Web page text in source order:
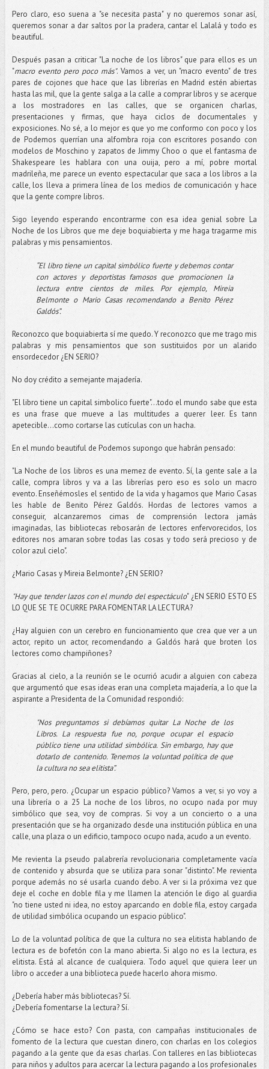
Pero claro, eso suena a "se necesita pasta" y no queremos sonar así,
queremos sonar a dar saltos por la pradera, cantar el Lalalá y todo es
beautiful.
Después pasan a criticar "La noche de los libros" que para ellos es un
"macro evento pero poco más". Vamos a ver, un "macro evento" de tres
pares de cojones que hace que las librerías en Madrid estén abiertas
hasta las mil, que la gente salga a la calle a comprar libros y se acerque
a los mostradores en las calles, que se organicen charlas,
presentaciones y firmas, que haya ciclos de documentales y
exposiciones. No sé, a lo mejor es que yo me conformo con poco y los
de Podemos querrían una alfombra roja con escritores posando con
modelos de Moschino y zapatos de Jimmy Choo o que el fantasma de
Shakespeare les hablara con una ouija, pero a mí, pobre mortal
madrileña, me parece un evento espectacular que saca a los libros a la
calle, los lleva a primera línea de los medios de comunicación y hace
que la gente compre libros.
Sigo leyendo esperando encontrarme con esa idea genial sobre La
Noche de los Libros que me deje boquiabierta y me haga tragarme mis
palabras y mis pensamientos.
“El libro tiene un capital simbólico fuerte y debemos contar
con actores y deportistas famosos que promocionen la
lectura entre cientos de miles. Por ejemplo, Mireia
Belmonte o Mario Casas recomendando a Benito Pérez
Galdós”.
Reconozco que boquiabierta sí me quedo. Y reconozco que me trago mis
palabras y mis pensamientos que son sustituidos por un alarido
ensordecedor ¿EN SERIO?
No doy crédito a semejante majadería.
"El libro tiene un capital simbolico fuerte"...todo el mundo sabe que esta
es una frase que mueve a las multitudes a querer leer. Es tann
apetecible...como cortarse las cutículas con un hacha.
En el mundo beautiful de Podemos supongo que habrán pensado:
"La Noche de los libros es una memez de evento. Sí, la gente sale a la
calle, compra libros y va a las librerías pero eso es solo un macro
evento. Enseñémosles el sentido de la vida y hagamos que Mario Casas
les hable de Benito Pérez Galdós. Hordas de lectores vamos a
conseguir, alcanzaremos cimas de comprensión lectora jamás
imaginadas, las bibliotecas rebosarán de lectores enfervorecidos, los
editores nos amaran sobre todas las cosas y todo será precioso y de
color azul cielo".
¿Mario Casas y Mireia Belmonte? ¿EN SERIO?
"Hay que tender lazos con el mundo del espectáculo" ¿EN SERIO ESTO ES
LO QUE SE TE OCURRE PARA FOMENTAR LA LECTURA?
¿Hay alguien con un cerebro en funcionamiento que crea que ver a un
actor, repito un actor, recomendando a Galdós hará que broten los
lectores como champiñones?
Gracias al cielo, a la reunión se le ocurrió acudir a alguien con cabeza
que argumentó que esas ideas eran una completa majadería, a lo que la
aspirante a Presidenta de la Comunidad respondió:
"Nos preguntamos si debíamos quitar La Noche de los
Libros. La respuesta fue no, porque ocupar el espacio
público tiene una utilidad simbólica. Sin embargo, hay que
dotarlo de contenido. Tenemos la voluntad política de que
la cultura no sea elitista”.
Pero, pero, pero. ¿Ocupar un espacio público? Vamos a ver, si yo voy a
una librería o a 25 La noche de los libros, no ocupo nada por muy
simbólico que sea, voy de compras. Si voy a un concierto o a una
presentación que se ha organizado desde una institución pública en una
calle, una plaza o un edificio, tampoco ocupo nada, acudo a un evento.
Me revienta la pseudo palabrería revolucionaria completamente vacía
de contenido y absurda que se utiliza para sonar "distinto". Me revienta
porque además no sé usarla cuando debo. A ver si la próxima vez que
deje el coche en doble fila y me llamen la atención le digo al guardia
"no tiene usted ni idea, no estoy aparcando en doble fila, estoy cargada
de utilidad simbólica ocupando un espacio público".
Lo de la voluntad política de que la cultura no sea elitista hablando de
lectura es de bofetón con la mano abierta. Si algo no es la lectura, es
elitista. Está al alcance de cualquiera. Todo aquel que quiera leer un
libro o acceder a una biblioteca puede hacerlo ahora mismo.
¿Debería haber más bibliotecas? Sí.
¿Debería fomentarse la lectura? Sí.
¿Cómo se hace esto? Con pasta, con campañas institucionales de
fomento de la lectura que cuestan dinero, con charlas en los colegios
pagando a la gente que da esas charlas. Con talleres en las bibliotecas
para niños y adultos para acercar la lectura pagando a los profesionales